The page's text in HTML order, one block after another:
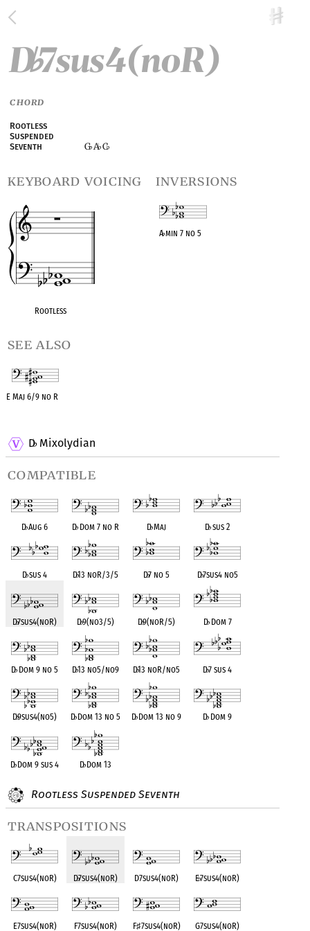
D♭Mixolydian
compatible
D♭Aug 6 D♭Dom 7 no R D♭Maj D♭sus 2
D♭sus 4 D♭13 noR/3/5 D♭7 no 5 D♭7sus4 no5
D♭7sus4(noR) D♭9(no3/5) D♭9(noR/5) D♭Dom 7
D♭Dom 9 no 5 D♭13 no5/no9 D♭13 noR/no5 D♭7 sus 4
D♭9sus4(no5) D♭Dom 13 no 5 D♭Dom 13 no 9 D♭Dom 9
D♭Dom 9 sus 4 D♭Dom 13
Rootless Suspended Seventh
transpositions
C7sus4(noR) D♭7sus4(noR) D7sus4(noR) E♭7sus4(noR)
E7sus4(noR) F7sus4(noR) F♯7sus4(noR) G7sus4(noR)
D♭7sus4(noR)
CHORD
Rootless
Suspended
Seventh
G♭A♭C♭
keyboard voicing
Rootless
inversions
A♭min 7 no 5
see also
E Maj 6/9 no R